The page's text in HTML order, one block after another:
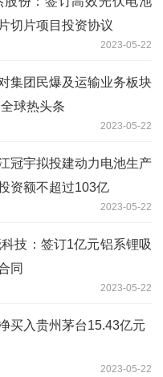
切片项目投资协议
2023-05-22
集团民爆及运输业务板块
球热头条
2023-05-22
冠宇拟投建动力电池生产
资额不超过103亿
2023-05-22
技：签订1亿元铝系锂吸
同
2023-05-22
买入贵州茅台15.43亿元
2023-05-22